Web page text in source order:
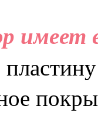
имеет